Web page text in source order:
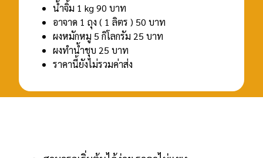
น้ำจิ้ม 1 kg 90 บาท
อาจาด 1 ถุง ( 1 ลิตร ) 50 บาท
ผงหมักหมู 5 กิโลกรัม 25 บาท
ผงทำน้ำชุบ 25 บาท
ราคานี้ยังไม่รวมค่าส่ง